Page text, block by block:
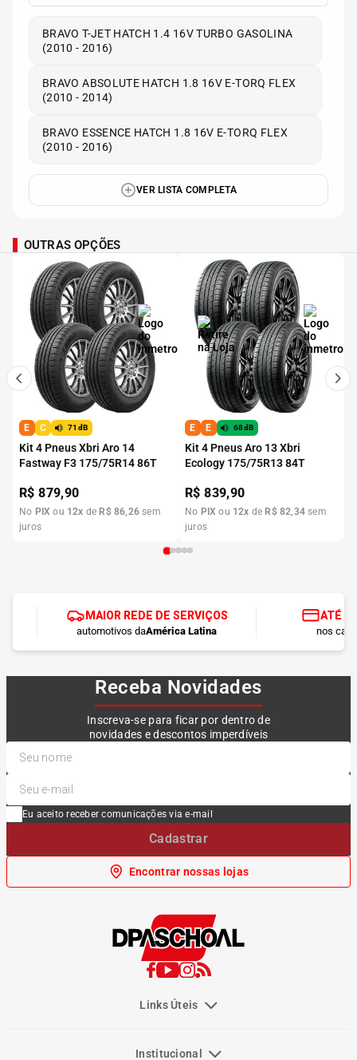
BRAVO T-JET HATCH 1.4 16V TURBO GASOLINA
(2010 - 2016)
BRAVO ABSOLUTE HATCH 1.8 16V E-TORQ FLEX
(2010 - 2014)
BRAVO ESSENCE HATCH 1.8 16V E-TORQ FLEX
(2010 - 2016)
VER LISTA COMPLETA
OUTRAS OPÇÕES
E C 71dB
Kit 4 Pneus Xbri Aro 14
Fastway F3 175/75R14 86T
R$879,90
No PIX ou 12x de R$ 86,26 sem
juros
E E 68dB
Kit 4 Pneus Aro 13 Xbri
Ecology 175/75R13 84T
R$839,90
No PIX ou 12x de R$ 82,34 sem
juros
MAIOR REDE DE SERVIÇOS
automotivos daAmérica Latina
ATÉ
nos
Receba Novidades
Inscreva-se para ficar por dentro de
novidades e descontos imperdíveis
Eu aceito receber comunicações via e-mail
Cadastrar
Encontrar nossas lojas
Links Úteis
Institucional